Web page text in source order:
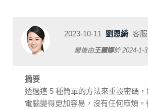
2023-10-11 劉恩綺 客
最後由王麗娜於2024-1-3
摘要
透過這 5 種簡單的方法來重設密碼
電腦變得更加容易，沒有任何麻煩